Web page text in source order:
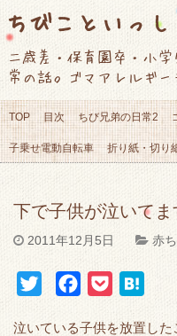
ちびこといっし
二歳差・保育園卒・小
常の話。ゴマアレルギー
TOP 目次 ちび兄弟の日常2
子乗せ電動自転車 折り紙・切り
下で子供が泣いてま
2011年12月5日 赤
i
c
c
t
泣いている子供を放置した